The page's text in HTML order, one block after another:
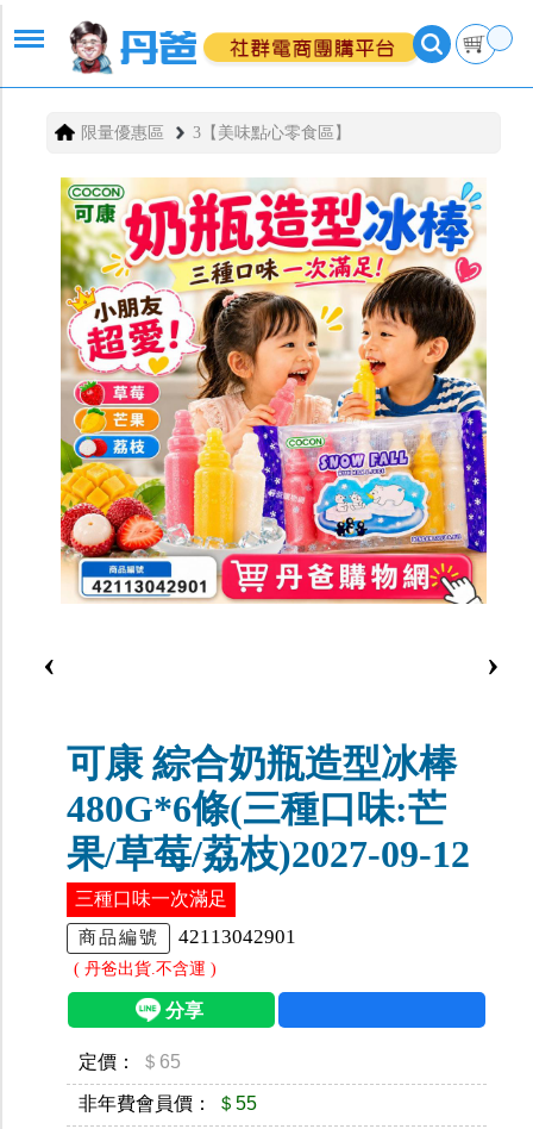
限量優惠區 3【美味點心零食區】
‹ ›
可康 綜合奶瓶造型冰棒
480G*6條(三種口味:芒
果/草莓/荔枝)2027-09-12
三種口味一次滿足
商品編號 42113042901
( 丹爸出貨.不含運 )
定價： ＄65
非年費會員價： ＄55